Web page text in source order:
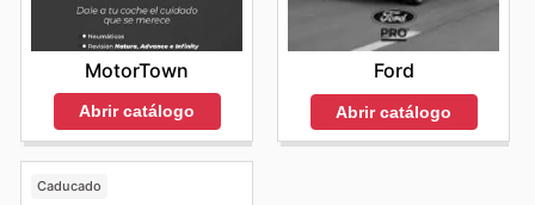
MotorTown
Abrir catálogo
Ford
Abrir catálogo
Caducado